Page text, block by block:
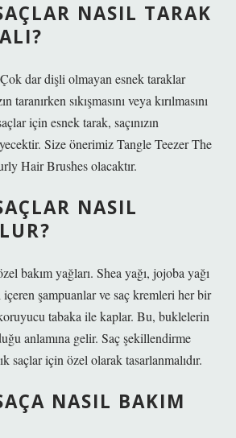
NASIL TARAK
dar dişli olmayan esnek taraklar
taranırken sıkışmasını veya kırılmasını
için esnek tarak, saçınızın
Size önerimiz Tangle Teezer The
Hair Brushes olacaktır.
NASIL
bakım yağları. Shea yağı, jojoba yağı
içeren şampuanlar ve saç kremleri her bir
tabaka ile kaplar. Bu, buklelerin
anlamına gelir. Saç şekillendirme
saçlar için özel olarak tasarlanmalıdır.
NASIL BAKIM